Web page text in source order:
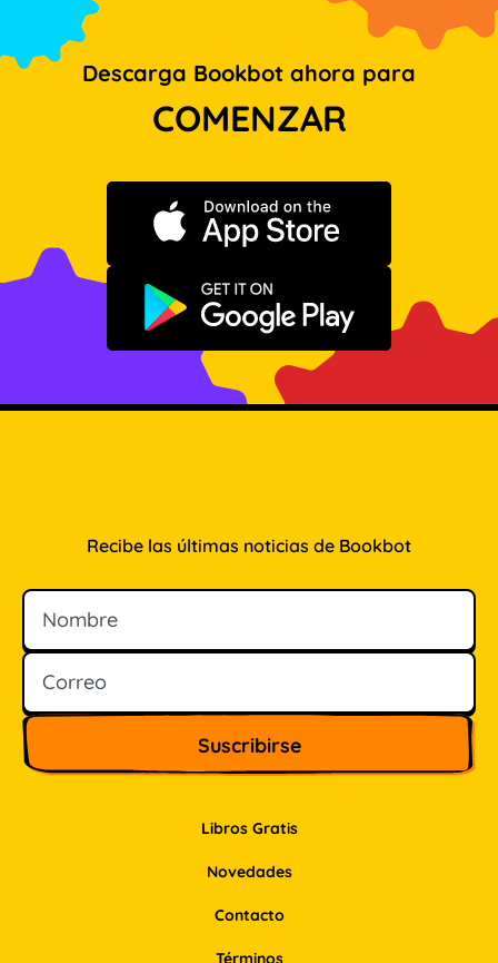
Descarga Bookbot ahora para
COMENZAR
Descargar en App Store
Disponible en Google Play
Libros Gratis
Novedades
Contacto
Recibe las últimas noticias de Bookbot
Nombre
Correo
Términos